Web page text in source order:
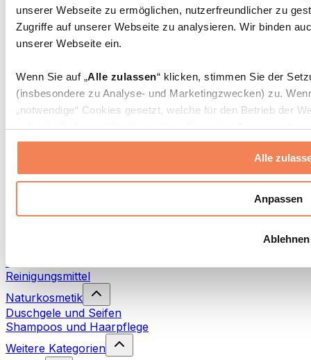
unserer Webseite zu ermöglichen, nutzerfreundlicher zu
Zugriffe auf unserer Webseite zu analysieren. Wir binden
unserer Webseite ein.
Wenn Sie auf „Alle zulassen“ klicken, stimmen Sie der
(insbesondere zu Analyse- und Marketingzwecken) zu.
„notwendige“ Cookies gesetzt, welche für den Betrieb der
individuelle Auswahl treffen, indem Sie unter „Anpassen“
erlauben“ klicken.
Weitere Informationen über die Verarbeitung Ihrer Daten
Datenschutzerklärung
Alle
Anpassen
Ablehnen
Taschen & Rucksäcke
Essenstaschen und Meal-Prep-Zubehör
Sporttaschen
Zubehör nach Aktivität
Laufen
Kampfsport
Yoga & Pilates
Wandern
Rotlichttherapie
Waschmittel
Reinigungsmittel
Naturkosmetik
Duschgele und Seifen
Shampoos und Haarpflege
Weitere Kategorien